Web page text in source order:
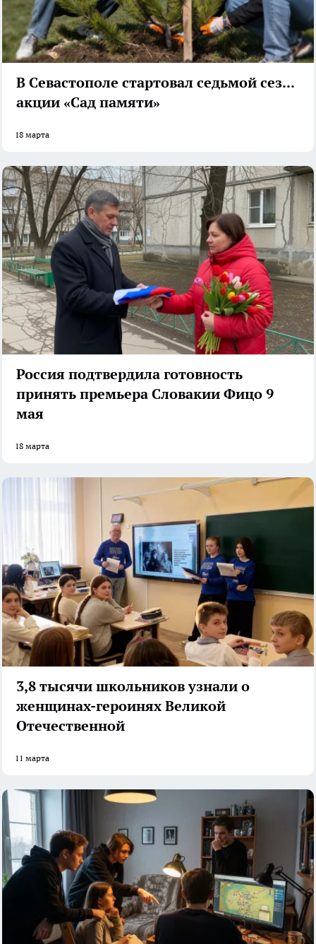
В Севастополе стартовал седьмой сезон
акции «Сад памяти»
18 марта
Россия подтвердила готовность
принять премьера Словакии Фицо 9
мая
18 марта
3,8 тысячи школьников узнали о
женщинах-героинях Великой
Отечественной
11 марта